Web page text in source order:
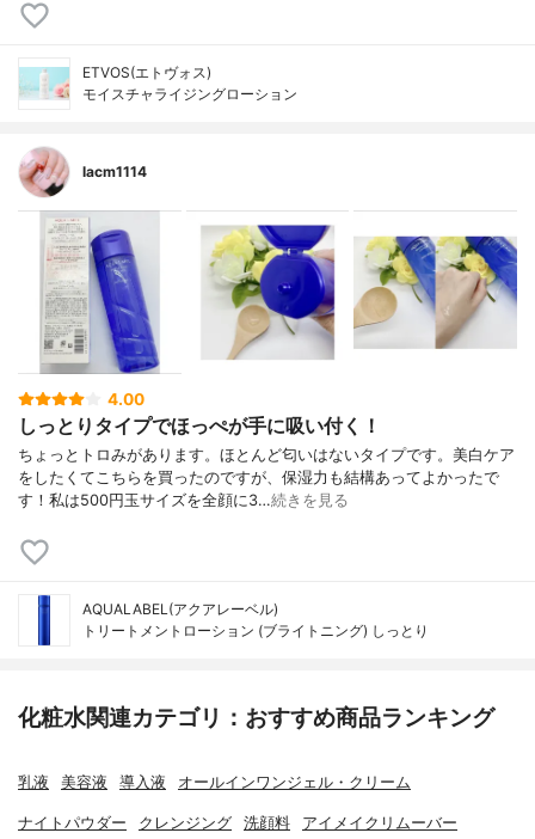
ETVOS(エトヴォス)
モイスチャライジングローション
lacm1114
4.00
しっとりタイプでほっぺが手に吸い付く！
ちょっとトロみがあります。ほとんど匂いはないタイプです。美白ケア
をしたくてこちらを買ったのですが、保湿力も結構あってよかったで
す！私は500円玉サイズを全顔に3…続きを見る
AQUALABEL(アクアレーベル)
トリートメントローション (ブライトニング) しっとり
化粧水関連カテゴリ：おすすめ商品ランキング
乳液 美容液 導入液 オールインワンジェル・クリーム
ナイトパウダー クレンジング 洗顔料 アイメイクリムーバー